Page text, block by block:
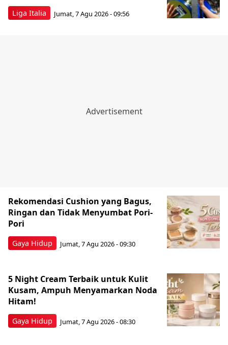
Liga Italia Jumat, 7 Agu 2026 - 09:56
Gaya Hidup
Rekomendasi Cushion yang Bagus,
Ringan dan Tidak Menyumbat Pori-
Pori
Jumat, 7 Agu 2026 - 09:30
Gaya Hidup
5 Night Cream Terbaik untuk Kulit
Kusam, Ampuh Menyamarkan Noda
Hitam!
Jumat, 7 Agu 2026 - 08:30